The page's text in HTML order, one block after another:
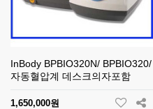
InBody BPBIO320N/ BPBIO320/
자동혈압계 데스크의자포함
1,650,000원